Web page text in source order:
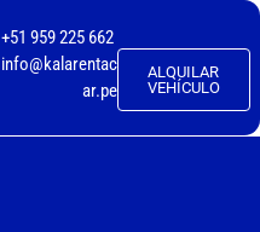
+51 959 225 662
info@kalarentac
ar.pe
ALQUILAR
VEHÍCULO